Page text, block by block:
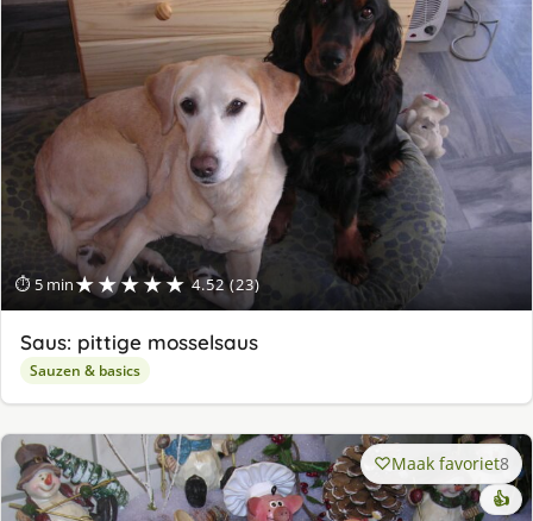
⏱ 5 min★★★★★ 4.52 (23)
Saus: pittige mosselsaus
Sauzen & basics
Maak favoriet8
👍